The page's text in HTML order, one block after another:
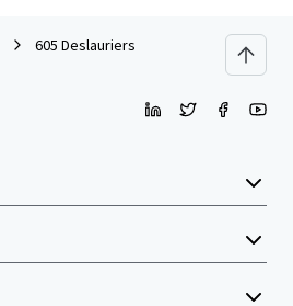
605 Deslauriers